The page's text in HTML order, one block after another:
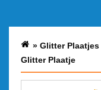
» Glitter Plaatjes
Glitter Plaatje